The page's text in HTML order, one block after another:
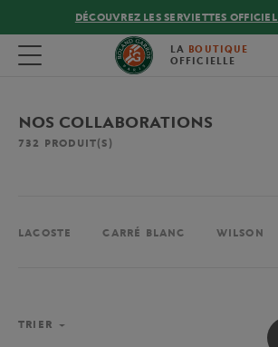
DÉCOUVREZ LES SERVIETTES
Toggle navigation LA BOUTIQUE
OFFICIELLE
NOS COLLABORATIONS
732 PRODUIT(S)
LACOSTE CARRÉ BLANC WILSON
TRIER